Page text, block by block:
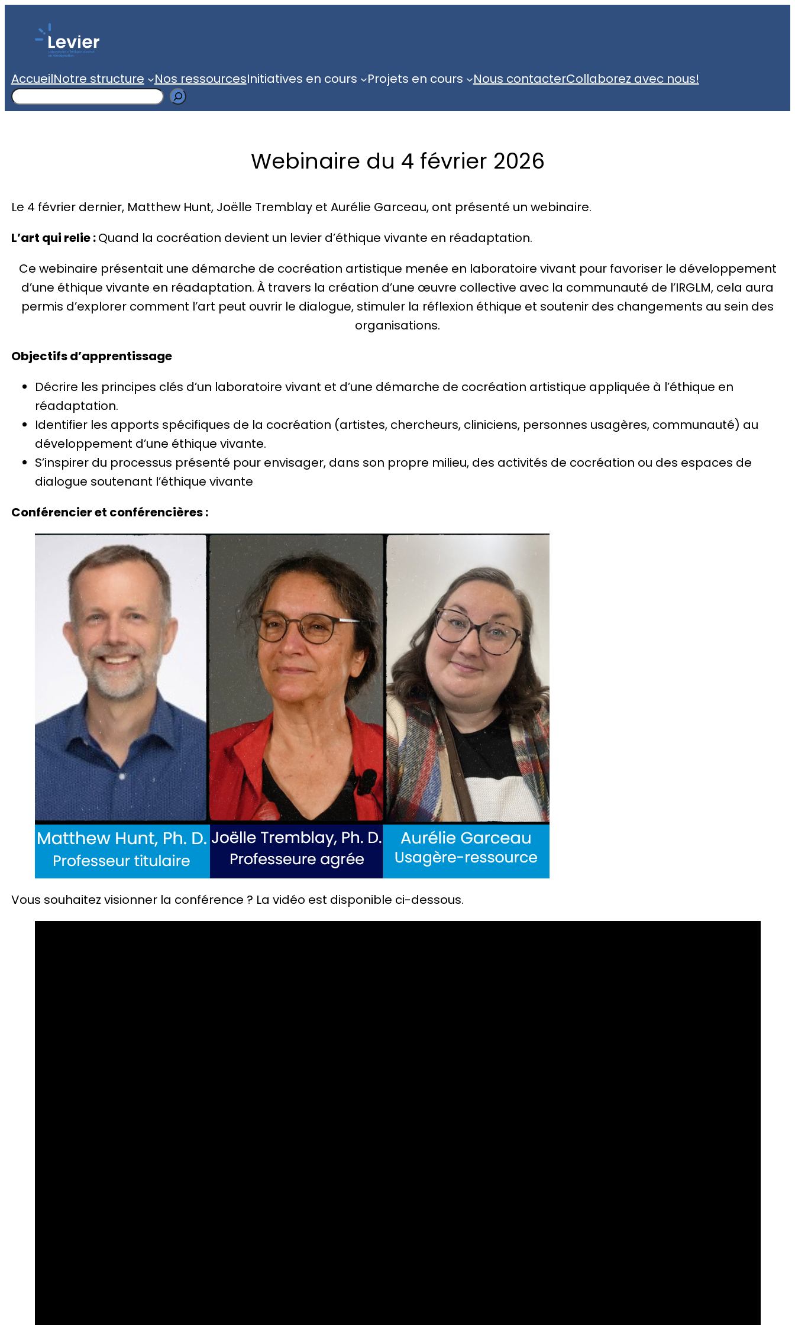
AccueilNotre structure Nos ressourcesInitiatives en cours Projets en cours Nous contacterCollaborez avec nous!
Search
Webinaire du 4 février 2026
Le 4 février dernier, Matthew Hunt, Joëlle Tremblay et Aurélie Garceau, ont présenté un webinaire.
L’art qui relie :Quand la cocréation devient un levier d’éthique vivante en réadaptation.
Ce webinaire présentait une démarche de cocréation artistique menée en laboratoire vivant pour favoriser le développement
d’une éthique vivante en réadaptation. À travers la création d’une œuvre collective avec la communauté de l’IRGLM, cela aura
permis d’explorer comment l’art peut ouvrir le dialogue, stimuler la réflexion éthique et soutenir des changements au sein des
organisations.
Objectifs d’apprentissage
Décrire les principes clés d’un laboratoire vivant et d’une démarche de cocréation artistique appliquée à l’éthique en
réadaptation.
Identifier les apports spécifiques de la cocréation (artistes, chercheurs, cliniciens, personnes usagères, communauté) au
développement d’une éthique vivante.
S’inspirer du processus présenté pour envisager, dans son propre milieu, des activités de cocréation ou des espaces de
dialogue soutenant l’éthique vivante
Conférencier et conférencières :
Vous souhaitez visionner la conférence ? La vidéo est disponible ci-dessous.